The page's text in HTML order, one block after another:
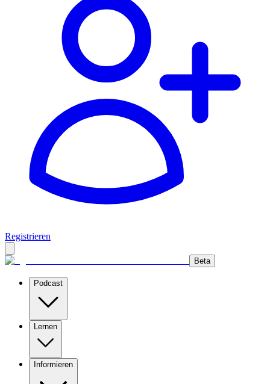
Registrieren
Beta
Podcast
Lernen
Informieren